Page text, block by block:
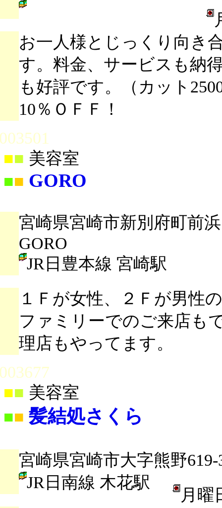
お一人様とじっくり向き
す。料金、サービスも納
も好評です。（カット
10％ＯＦＦ！
■ 美容室
■■ GORO
宮崎県宮崎市新別府町前
GORO
JR日豊本線 宮崎駅
１Ｆが女性、２Ｆが男性
ファミリーでのご来店も
理店もやってます。
■ 美容室
■■ 髪結処さくら
宮崎県宮崎市大字熊野619-
JR日南線 木花駅
月曜